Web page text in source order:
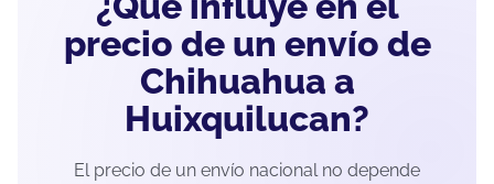
precio de un envío de
Chihuahua a
Huixquilucan?
El precio de un envío nacional no depende